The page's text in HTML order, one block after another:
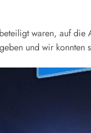
waren, auf die
und wir konnten